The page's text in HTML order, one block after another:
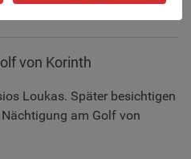
von Korinth
Loukas. Später besichtigen
am Golf von